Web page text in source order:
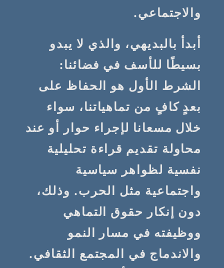
والاجتماعي.
أبدأ بالبديهي، والذي لا يبدو
بسيطًا للأسف في فضائنا:
الشرط الأول هو الحفاظ على
بعدٍ كافٍ من تماهياتنا، سواء
خلال مسعانا لإجراء حوار أو عند
محاولة تقديم قراءة تحليلية
نفسية لظواهر سياسية
واجتماعية مثل الحرب. وذلك،
دون إنكار حقوق التماهي
ووظيفته في مسار النمو
والاندماج في المجتمع الثقافي.